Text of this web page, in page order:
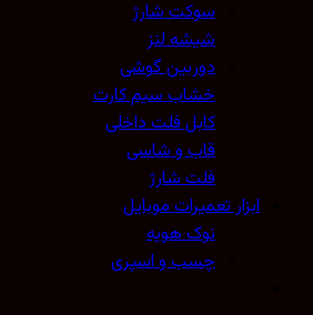
سوکت شارژ
شیشه لنز
دوربین گوشی
خشاب سیم کارت
کابل فلت داخلی
قاب و شاسی
فلت شارژ
ابزار تعمیرات موبایل
نوک هویه
چسب و اسپری